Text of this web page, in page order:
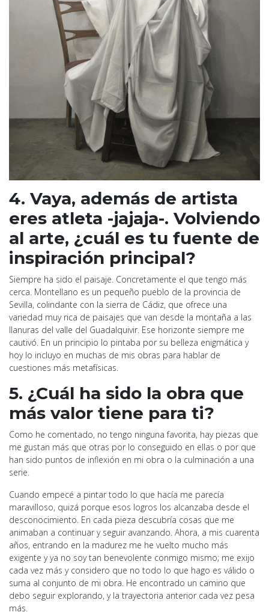
4. Vaya, además de artista
eres atleta -jajaja-. Volviendo
al arte, ¿cuál es tu fuente de
inspiración principal?
Siempre ha sido el paisaje. Concretamente el que tengo más
cerca. Montellano es un pequeño pueblo de la provincia de
Sevilla, colindante con la sierra de Cádiz, que ofrece una
variedad muy rica de paisajes que van desde la montaña a las
llanuras del valle del Guadalquivir. Ese horizonte siempre me
cautivó. En un principio lo pintaba por su belleza enigmática y
hoy lo incluyo en muchas de mis obras para hablar de
cuestiones más metafísicas.
5. ¿Cuál ha sido la obra que
más valor tiene para ti?
Como he comentado, no tengo ninguna favorita, hay piezas que
me gustan más que otras por lo conseguido en ellas o por que
han sido puntos de inflexión en mi obra o la culminación a una
serie.
Cuando empecé a pintar todo lo que hacía me parecía
maravilloso, quizá porque esos logros los alcanzaba desde el
desconocimiento. En cada pieza descubría cosas que me
animaban a continuar y seguir avanzando. Ahora, a mis cuarenta
años, entrando en la madurez me he vuelto mucho más
exigente y ya no soy tan benevolente conmigo mismo; me exijo
cada vez más y considero que no todo lo que hago es válido o
suma al conjunto de mi obra. He encontrado un camino que
debo seguir explorando, y la trayectoria anterior cada vez pesa
más.